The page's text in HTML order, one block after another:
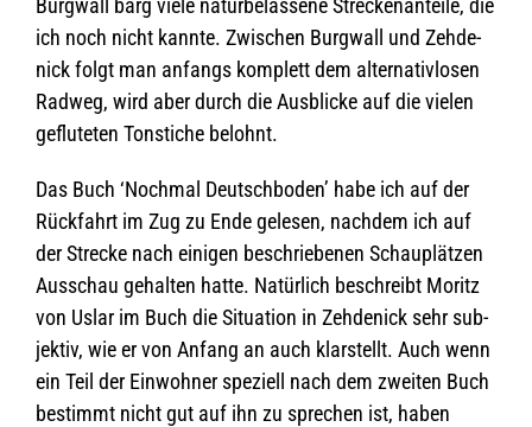
Burg­wall barg viele natur­be­las­sene Stre­cken­an­teile, die
ich noch nicht kannte. Zwi­schen Burg­wall und Zeh­de­
nick folgt man anfangs kom­plett dem alter­na­tiv­lo­sen
Rad­weg, wird aber durch die Aus­bli­cke auf die vie­len
geflu­te­ten Ton­sti­che belohnt.
Das Buch ‘Noch­mal Deutsch­bo­den’ habe ich auf der
Rück­fahrt im Zug zu Ende gele­sen, nach­dem ich auf
der Stre­cke nach eini­gen beschrie­be­nen Schau­plät­zen
Aus­schau gehal­ten hatte. Natür­lich beschreibt Moritz
von Uslar im Buch die Situa­tion in Zeh­de­nick sehr sub­
jek­tiv, wie er von Anfang an auch klar­stellt. Auch wenn
ein Teil der Ein­woh­ner spe­zi­ell nach dem zwei­ten Buch
bestimmt nicht gut auf ihn zu spre­chen ist, haben